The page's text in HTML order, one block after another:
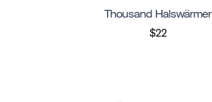
Thousand Halswärmer
$22